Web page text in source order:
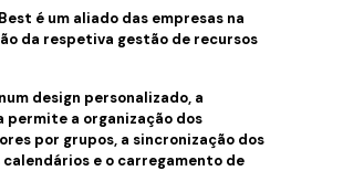
é um aliado das empresas na
da respetiva gestão de recursos
design personalizado, a
permite a organização dos
por grupos, a sincronização dos
e o carregamento de